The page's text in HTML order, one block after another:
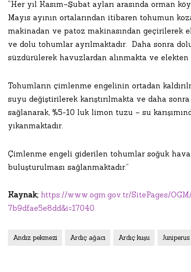
“Her yıl Kasım–Şubat ayları arasında orman
Mayıs ayının ortalarından itibaren tohumun
makinadan ve patoz makinasından geçirilerek
ve dolu tohumlar ayrılmaktadır. Daha sonra
süzdürülerek havuzlardan alınmakta ve
Tohumların çimlenme engelinin ortadan
suyu değiştirilerek karıştırılmakta ve daha
sağlanarak, %5-10 luk limon tuzu – su
yıkanmaktadır.
Çimlenme engeli giderilen tohumlar soğuk
buluşturulması sağlanmaktadır.”
Kaynak; https://www.ogm.gov.tr/SitePages/
7b9dfae5e8dd&i=17040
Andız pekmezi Ardıç ağacı Ardıç kuşu